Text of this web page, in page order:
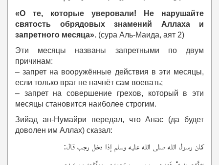
«О те, которые уверовали! Не нарушайте
святость обрядовых знамений Аллаха и
запретного месяца». (сура Аль-Маида, аят 2)
Эти месяцы названы запретными по двум
причинам:
– запрет на вооружённые действия в эти месяцы,
если только враг не начнёт сам воевать;
– запрет на совершение грехов, который в эти
месяцы становится наиболее строгим.
Зийад ан-Нумайри передал, что Анас (да будет
доволен им Аллах) сказал:
كان رسول الله صلى الله عليه وسلم إذا دخل رجب قال: